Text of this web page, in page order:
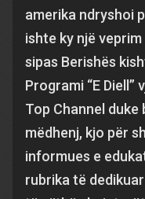
amerika ndryshoi
ishte ky një
sipas Berishës
Programi “E Diell”
Top Channel duke
mëdhenj, kjo për
informues e
rubrika të